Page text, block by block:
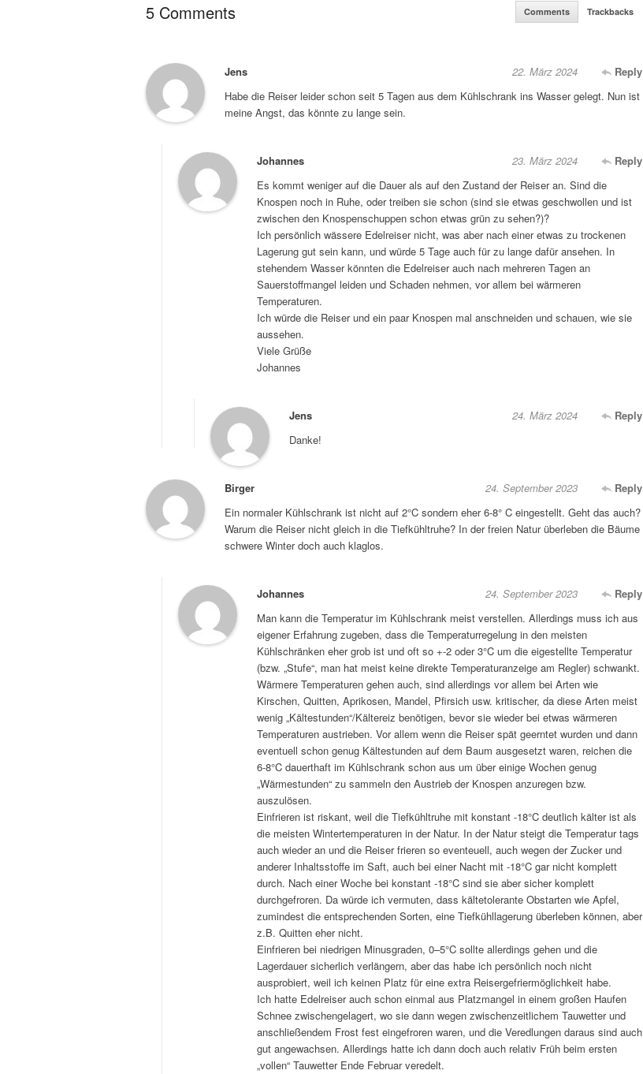
5 Comments Comments Trackbacks
Jens Reply
22. März 2024
Habe die Reiser leider schon seit 5 Tagen aus dem Kühlschrank ins Wasser gelegt. Nun ist
meine Angst, das könnte zu lange sein.
Johannes Reply
23. März 2024
Es kommt weniger auf die Dauer als auf den Zustand der Reiser an. Sind die
Knospen noch in Ruhe, oder treiben sie schon (sind sie etwas geschwollen und ist
zwischen den Knospenschuppen schon etwas grün zu sehen?)?
Ich persönlich wässere Edelreiser nicht, was aber nach einer etwas zu trockenen
Lagerung gut sein kann, und würde 5 Tage auch für zu lange dafür ansehen. In
stehendem Wasser könnten die Edelreiser auch nach mehreren Tagen an
Sauerstoffmangel leiden und Schaden nehmen, vor allem bei wärmeren
Temperaturen.
Ich würde die Reiser und ein paar Knospen mal anschneiden und schauen, wie sie
aussehen.
Viele Grüße
Johannes
Jens Reply
24. März 2024
Danke!
Birger Reply
24. September 2023
Ein normaler Kühlschrank ist nicht auf 2°C sondern eher 6-8° C eingestellt. Geht das auch?
Warum die Reiser nicht gleich in die Tiefkühltruhe? In der freien Natur überleben die Bäume
schwere Winter doch auch klaglos.
Johannes Reply
24. September 2023
Man kann die Temperatur im Kühlschrank meist verstellen. Allerdings muss ich aus
eigener Erfahrung zugeben, dass die Temperaturregelung in den meisten
Kühlschränken eher grob ist und oft so +-2 oder 3°C um die eigestellte Temperatur
(bzw. „Stufe“, man hat meist keine direkte Temperaturanzeige am Regler) schwankt.
Wärmere Temperaturen gehen auch, sind allerdings vor allem bei Arten wie
Kirschen, Quitten, Aprikosen, Mandel, Pfirsich usw. kritischer, da diese Arten meist
wenig „Kältestunden“/Kältereiz benötigen, bevor sie wieder bei etwas wärmeren
Temperaturen austrieben. Vor allem wenn die Reiser spät geerntet wurden und dann
eventuell schon genug Kältestunden auf dem Baum ausgesetzt waren, reichen die
6-8°C dauerthaft im Kühlschrank schon aus um über einige Wochen genug
„Wärmestunden“ zu sammeln den Austrieb der Knospen anzuregen bzw.
auszulösen.
Einfrieren ist riskant, weil die Tiefkühltruhe mit konstant -18°C deutlich kälter ist als
die meisten Wintertemperaturen in der Natur. In der Natur steigt die Temperatur tags
auch wieder an und die Reiser frieren so eventeuell, auch wegen der Zucker und
anderer Inhaltsstoffe im Saft, auch bei einer Nacht mit -18°C gar nicht komplett
durch. Nach einer Woche bei konstant -18°C sind sie aber sicher komplett
durchgefroren. Da würde ich vermuten, dass kältetolerante Obstarten wie Apfel,
zumindest die entsprechenden Sorten, eine Tiefkühllagerung überleben können, aber
z.B. Quitten eher nicht.
Einfrieren bei niedrigen Minusgraden, 0–5°C sollte allerdings gehen und die
Lagerdauer sicherlich verlängern, aber das habe ich persönlich noch nicht
ausprobiert, weil ich keinen Platz für eine extra Reisergefriermöglichkeit habe.
Ich hatte Edelreiser auch schon einmal aus Platzmangel in einem großen Haufen
Schnee zwischengelagert, wo sie dann wegen zwischenzeitlichem Tauwetter und
anschließendem Frost fest eingefroren waren, und die Veredlungen daraus sind auch
gut angewachsen. Allerdings hatte ich dann doch auch relativ Früh beim ersten
„vollen“ Tauwetter Ende Februar veredelt.